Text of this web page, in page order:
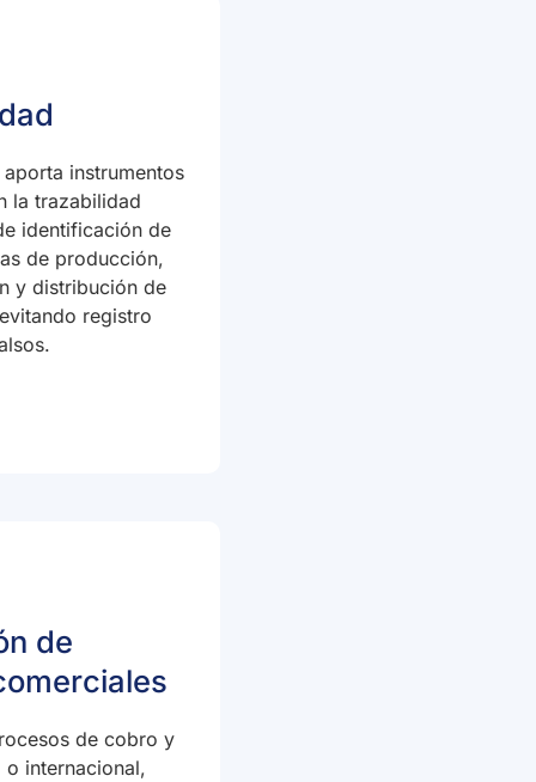
instrumentos
la trazabilidad
identificación de
de producción,
y distribución de
registro
de
de cobro y
internacional,